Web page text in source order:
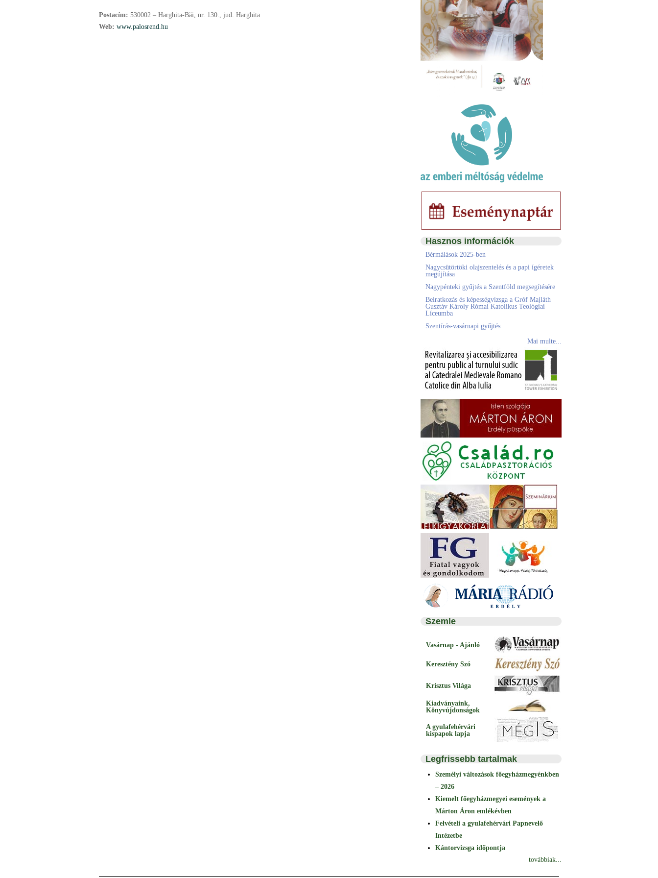
Postacím: 530002 – Harghita-Băi, nr. 130., jud. Harghita
Web: www.palosrend.hu
Hasznos információk
Bérmálások 2025-ben
Nagycsütörtöki olajszentelés és a papi ígéretek
megújítása
Nagypénteki gyűjtés a Szentföld megsegítésére
Beiratkozás és képességvizsga a Gróf Majláth
Gusztáv Károly Római Katolikus Teológiai
Líceumba
Szentírás-vasárnapi gyűjtés
Mai multe...
Szemle
Vasárnap - Ajánló
Keresztény Szó
Krisztus Világa
Kiadványaink,
Könyvújdonságok
A gyulafehérvári
kispapok lapja
Legfrissebb tartalmak
Személyi változások főegyházmegyénkben
– 2026
Kiemelt főegyházmegyei események a
Márton Áron emlékévben
Felvételi a gyulafehérvári Papnevelő
Intézetbe
Kántorvizsga időpontja
továbbiak...